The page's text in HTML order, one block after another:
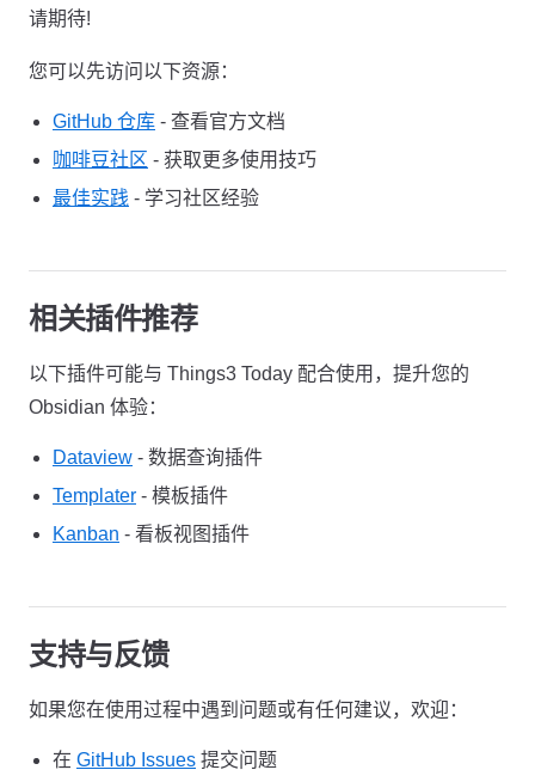
请期待!
您可以先访问以下资源：
GitHub 仓库 - 查看官方文档
咖啡豆社区 - 获取更多使用技巧
最佳实践 - 学习社区经验
相关插件推荐
以下插件可能与 Things3 Today 配合使用，提升您的
Obsidian 体验：
Dataview - 数据查询插件
Templater - 模板插件
Kanban - 看板视图插件
支持与反馈
如果您在使用过程中遇到问题或有任何建议，欢迎：
在 GitHub Issues 提交问题